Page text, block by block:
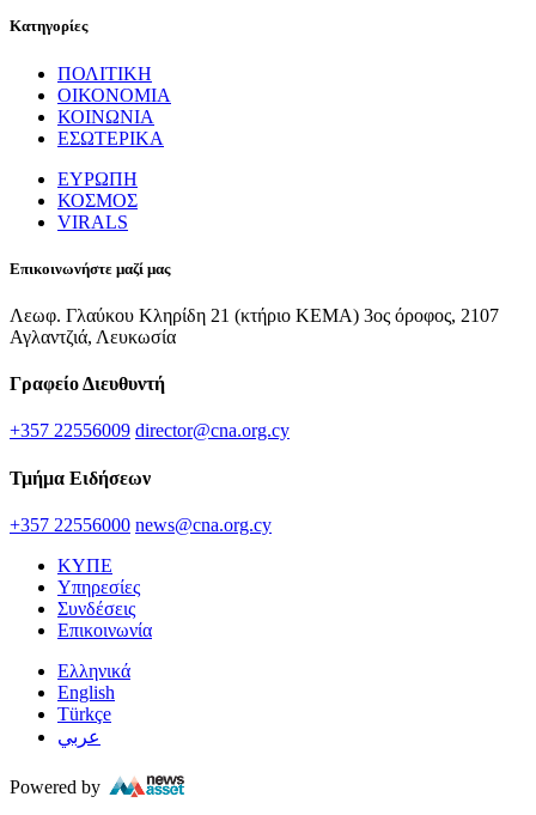
Κατηγορίες
ΠΟΛΙΤΙΚΗ
ΟΙΚΟΝΟΜΙΑ
ΚΟΙΝΩΝΙΑ
ΕΣΩΤΕΡΙΚΑ
ΕΥΡΩΠΗ
ΚΟΣΜΟΣ
VIRALS
Επικοινωνήστε μαζί μας
Λεωφ. Γλαύκου Κληρίδη 21 (κτήριο ΚΕΜΑ) 3ος όροφος, 2107
Αγλαντζιά, Λευκωσία
Γραφείο Διευθυντή
+357 22556009 director@cna.org.cy
Τμήμα Ειδήσεων
+357 22556000 news@cna.org.cy
ΚΥΠΕ
Υπηρεσίες
Συνδέσεις
Επικοινωνία
Ελληνικά
English
Türkçe
عربي
Powered by